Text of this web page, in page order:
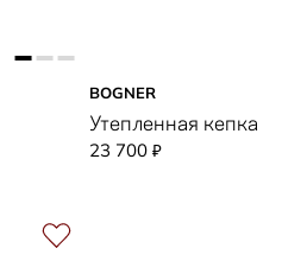
BOGNER
Утепленная кепка
23 700 ₽